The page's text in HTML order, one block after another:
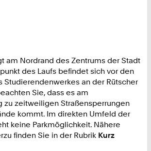
am Nordrand des Zentrums der Stadt
des Laufs befindet sich vor den
Studierendenwerkes an der Rütscher
Sie, dass es am
zu zeitweiligen Straßensperrungen
kommt. Im direkten Umfeld der
keine Parkmöglichkeit. Nähere
finden Sie in der Rubrik Kurz